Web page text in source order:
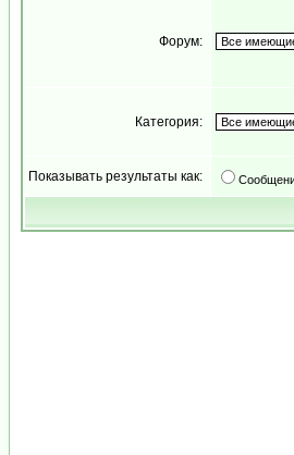
Форум:
Категория:
Показывать результаты как: